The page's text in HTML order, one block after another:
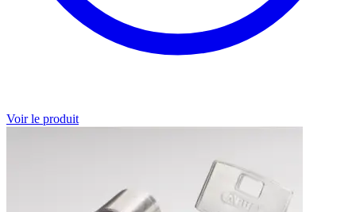
Voir le produit